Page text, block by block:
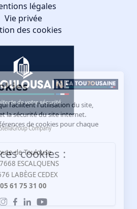
légales
Vie privée
des cookies
de Toulouse
ESCALQUENS
LABÈGE CEDEX
05 61 75 31 00
qui facilitent l'utilisation du site,
et la sécurité du site internet.
de cookies pour chaque
cookies :